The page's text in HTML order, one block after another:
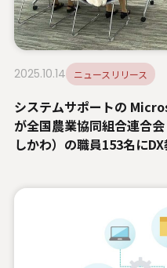
2025.10.14 ニュースリリース
システムサポートの
が全国農業協同組合連合
しかわ）の職員153名に